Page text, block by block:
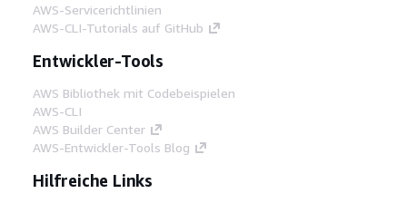
AWS-Servicerichtlinien
AWS-CLI-Tutorials auf GitHub
Entwickler-Tools
AWS Bibliothek mit Codebeispielen
AWS-CLI
AWS Builder Center
AWS-Entwickler-Tools Blog
Hilfreiche Links